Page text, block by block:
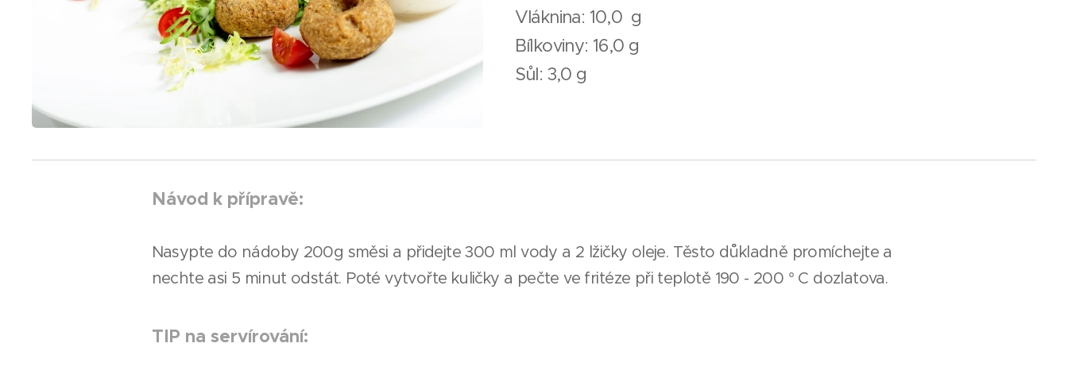
Vláknina: 10,0 g
Bílkoviny: 16,0 g
Sůl: 3,0 g
Návod k přípravě:
Nasypte do nádoby 200g směsi a přidejte 300 ml vody a 2 lžičky oleje. Těsto důkladně promíchejte a
nechte asi 5 minut odstát. Poté vytvořte kuličky a pečte ve fritéze při teplotě 190 - 200 ° C dozlatova.
TIP na servírování: